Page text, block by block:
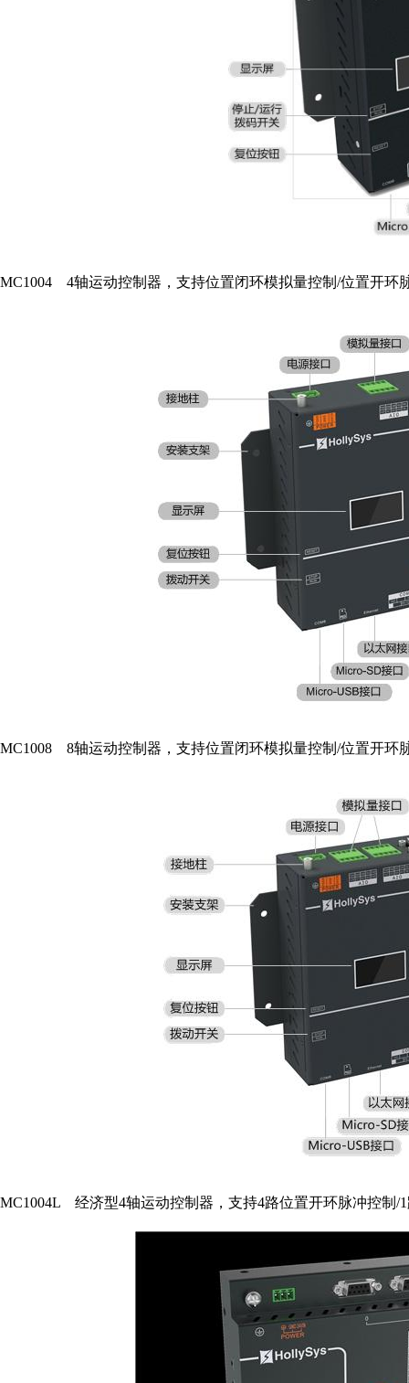
MC1004 4轴运动控制器，支持位置闭环模拟量控制/位置开环
MC1008 8轴运动控制器，支持位置闭环模拟量控制/位置开环
MC1004L 经济型4轴运动控制器，支持4路位置开环脉冲控制/